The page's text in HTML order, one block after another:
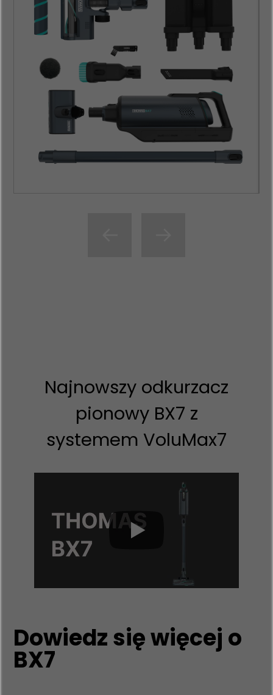
Najnowszy odkurzacz
pionowy BX7 z
systemem VoluMax7
Dowiedz się więcej o
BX7